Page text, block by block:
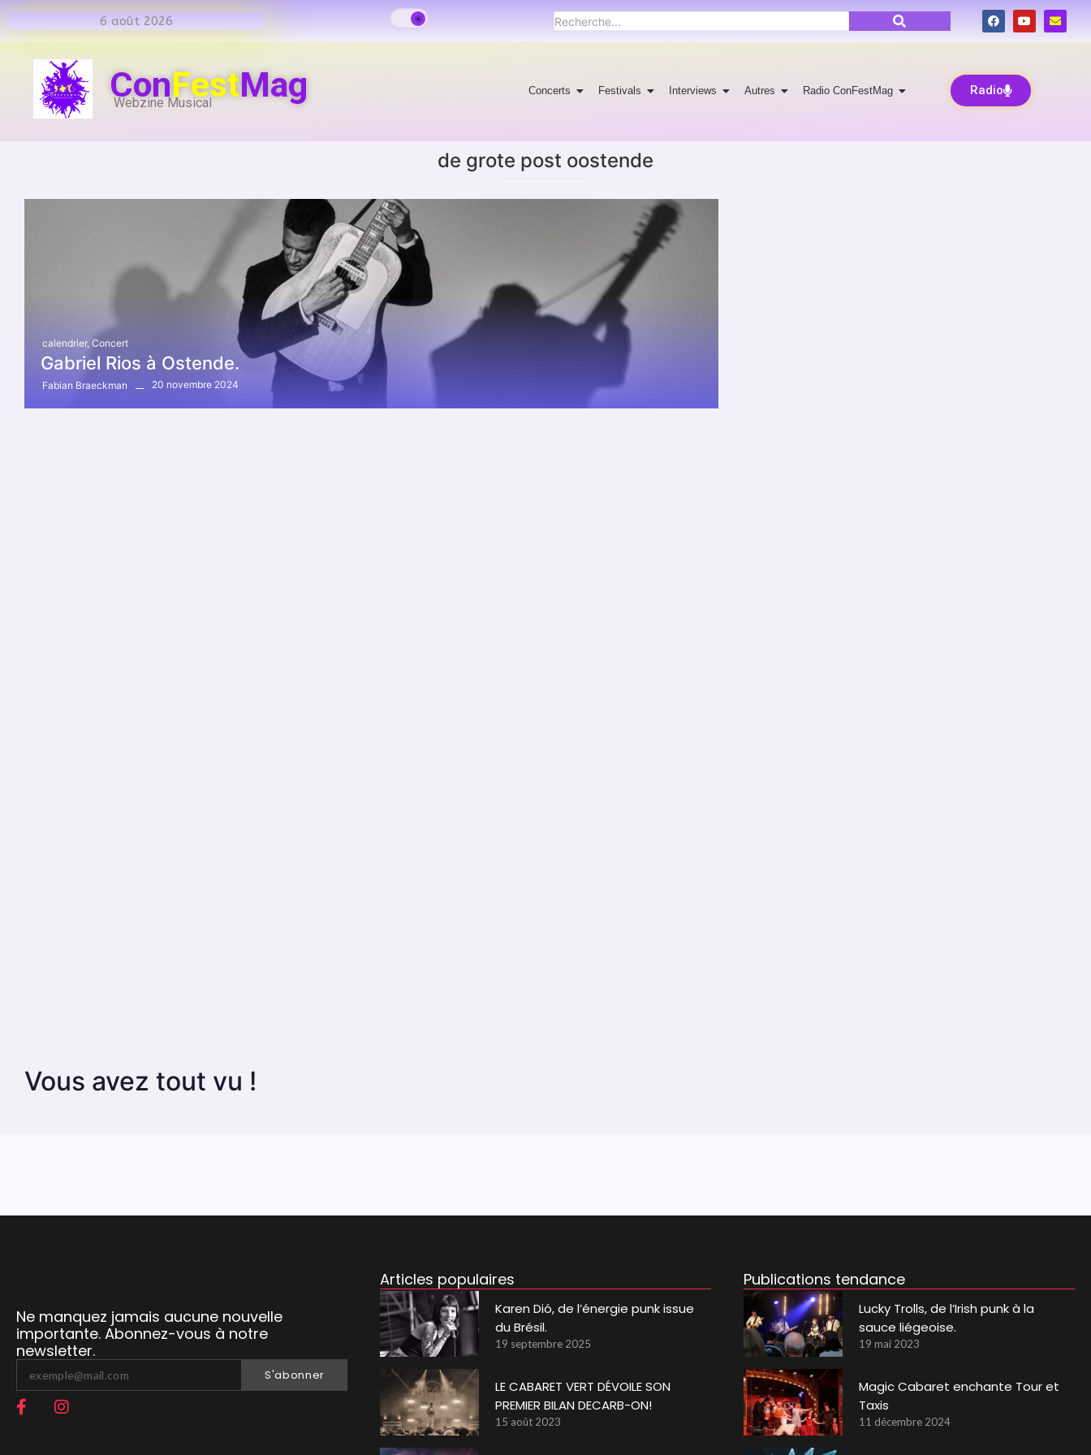
6 août 2026
ConFestMag
Webzine Musical
Concerts Festivals Interviews Autres Radio ConFestMag Radio
de grote post oostende
calendrier, Concert
Gabriel Rios à Ostende.
Fabian Braeckman 20 novembre 2024
Vous avez tout vu !
Ne manquez jamais aucune nouvelle
importante. Abonnez-vous à notre
newsletter.
S'abonner
Articles populaires
Karen Dió, de l’énergie punk issue
du Brésil.
19 septembre 2025
LE CABARET VERT DÉVOILE SON
PREMIER BILAN DECARB-ON!
15 août 2023
Publications tendance
Lucky Trolls, de l’Irish punk à la
sauce liégeoise.
19 mai 2023
Magic Cabaret enchante Tour et
Taxis
11 décembre 2024